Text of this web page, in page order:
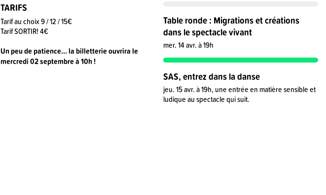
TARIFS
Tarif au choix 9 / 12 / 15€
Tarif SORTIR! 4€
Un peu de patience… la billetterie ouvrira le
mercredi 02 septembre à 10h !
Table ronde : Migrations et créations
dans le spectacle vivant
mer. 14 avr. à 19h
SAS, entrez dans la danse
jeu. 15 avr. à 19h, une entrée en matière sensible et
ludique au spectacle qui suit.